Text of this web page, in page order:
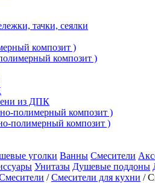
тачки, сеялки
композит )
композит )
из ДПК
полимерный композит )
полимерный композит )
уголки Ванны Смесители
Унитазы Душевые поддоны
/ Смесители для кухни /